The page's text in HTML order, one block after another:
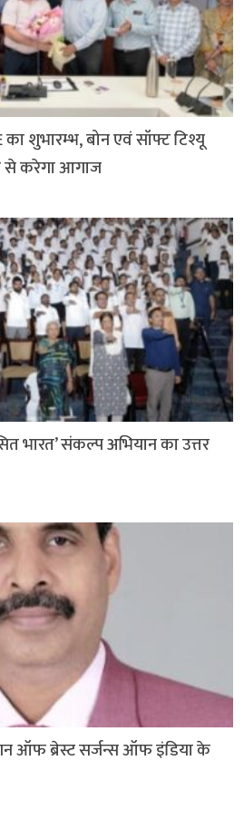
शुभारम्भ, बोन एवं सॉफ्ट टिश्यू
से करेगा आगाज
भारत’ संकल्प अभियान का उत्तर
ऑफ ब्रेस्ट सर्जन्स ऑफ इंडिया के